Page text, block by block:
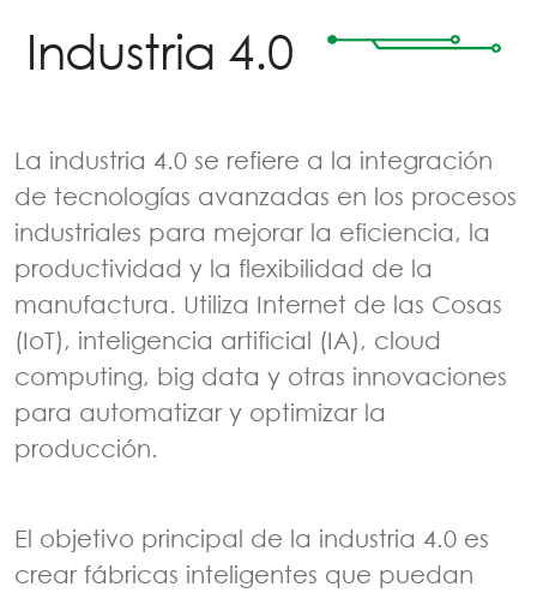
Industria 4.0
La industria 4.0 se refiere a la integración
de tecnologías avanzadas en los procesos
industriales para mejorar la eficiencia, la
productividad y la flexibilidad de la
manufactura. Utiliza Internet de las Cosas
(IoT), inteligencia artificial (IA), cloud
computing, big data y otras innovaciones
para automatizar y optimizar la
producción.
El objetivo principal de la industria 4.0 es
crear fábricas inteligentes que puedan